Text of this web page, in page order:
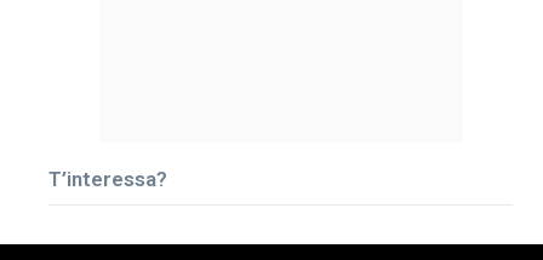
T’interessa?